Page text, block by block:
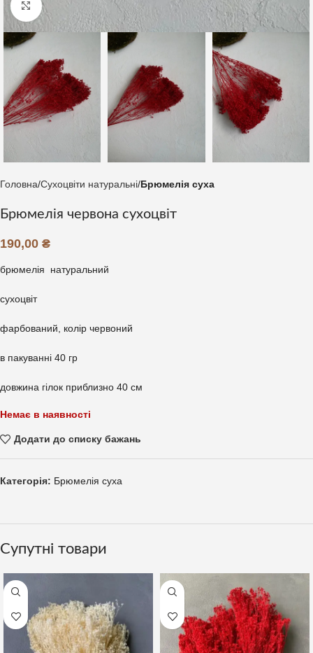
Клацніть, щоб збільшити
Головна Сухоцвіти натуральні Брюмелія суха
Брюмелія червона сухоцвіт
190,00 ₴
брюмелія натуральний
сухоцвіт
фарбований, колір червоний
в пакуванні 40 гр
довжина гілок приблизно 40 см
Немає в наявності
Додати до списку бажань
Категорія: Брюмелія суха
Супутні товари